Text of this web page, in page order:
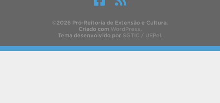
©2026 Pró-Reitoria de Extensão e Cultura.
Criado com WordPress.
Tema desenvolvido por SGTIC / UFPel.